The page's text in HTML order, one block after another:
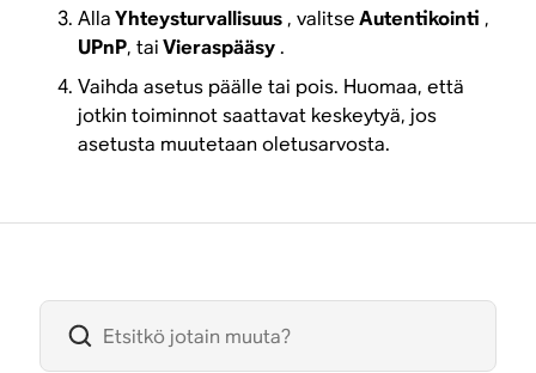
AllaYhteysturvallisuus , valitseAutentikointi ,
UPnP, taiVieraspääsy.
Vaihda asetus päälle tai pois. Huomaa, että
jotkin toiminnot saattavat keskeytyä, jos
asetusta muutetaan oletusarvosta.